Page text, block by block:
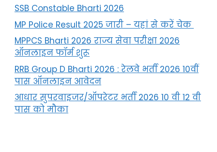
SSB Constable Bharti 2026
MP Police Result 2025 जारी – यहां से करें चेक
MPPCS Bharti 2026 राज्य सेवा परीक्षा 2026
ऑनलाइन फॉर्म शुरू
RRB Group D Bharti 2026 : रेलवे भर्ती 2026 10वीं
पास ऑनलाइन आवेदन
आधार सुपरवाइजर/ऑपरेटर भर्ती 2026 10 वी 12 वी
पास को मौका